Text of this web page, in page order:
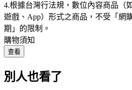
4.根據台灣行法規，數位內容商品（
遊戲、App）形式之商品，不受「網
期」的限制。
購物須知
查看
別人也看了